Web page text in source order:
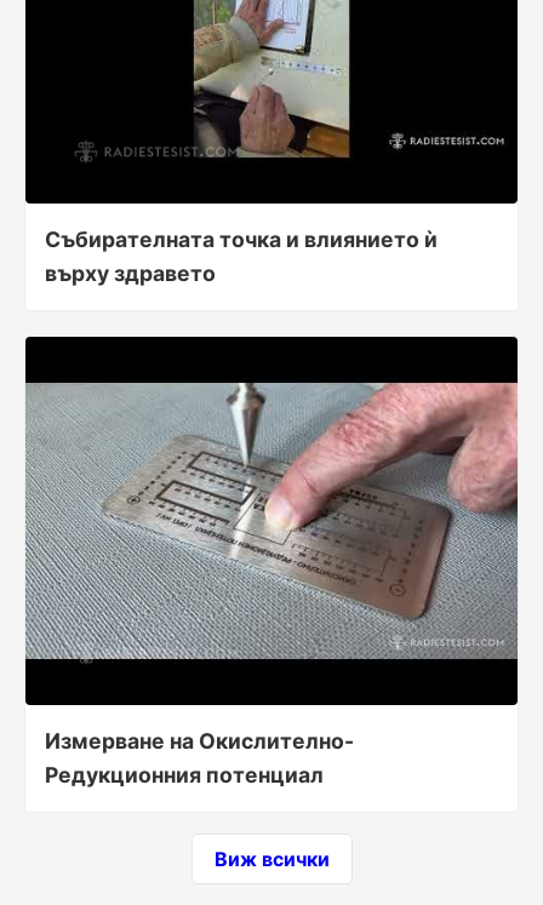
Събирателната точка и влиянието ѝ
върху здравето
Измерване на Окислително-
Редукционния потенциал
Виж всички